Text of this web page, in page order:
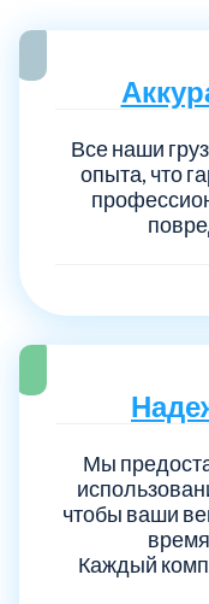
Все наши
опыта, что
Мы
чтобы ваши
Каждый